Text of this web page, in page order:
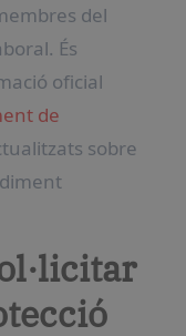
del
És
oficial
de
sobre